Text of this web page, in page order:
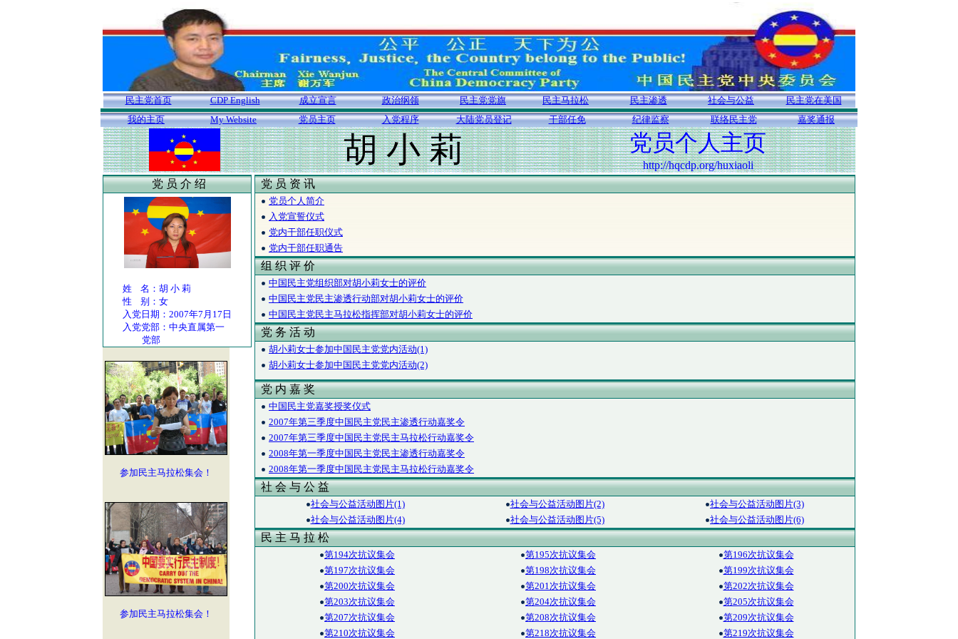
民主党首页 CDP English 成立宣言 政治纲领 民主党党旗 民主马拉松 民主渗透 社会与公益
民主党在美国
我的主页
My Website 党员主页 入党程序 大陆党员登记 干部任免 纪律监察 联络民主党 嘉奖通报
胡 小 莉 党员个人主页
http://hqcdp.org/huxiaoli
党 员 介 绍
姓 名：胡 小 莉
性 别：女
入党日期：2007年7月17日
入党党部：中央直属第一
党部
参加民主马拉松集会！
参加民主马拉松集会！
党 员 资 讯
党员个人简介
入党宣誓仪式
党内干部任职仪式
党内干部任职通告
组 织 评 价
中国民主党组织部对胡小莉女士的评价
中国民主党民主渗透行动部对胡小莉女士的评价
中国民主党民主马拉松指挥部对胡小莉女士的评价
党 务 活 动
胡小莉女士参加中国民主党党内活动(1)
胡小莉女士参加中国民主党党内活动(2)
党 内 嘉 奖
中国民主党嘉奖授奖仪式
2007年第三季度中国民主党民主渗透行动嘉奖令
2007年第三季度中国民主党民主马拉松行动嘉奖令
2008年第一季度中国民主党民主渗透行动嘉奖令
2008年第一季度中国民主党民主马拉松行动嘉奖令
社 会 与 公 益
社会与公益活动图片(1) 社会与公益活动图片(2)
社会与公益活动图片(3)
社会与公益活动图片(4)
社会与公益活动图片(5) 社会与公益活动图片(6)
民 主 马 拉 松
第194次抗议集会 第195次抗议集会
第196次抗议集会
第197次抗议集会
第198次抗议集会
第199次抗议集会
第200次抗议集会
第201次抗议集会
第202次抗议集会
第203次抗议集会
第204次抗议集会
第205次抗议集会
第207次抗议集会
第208次抗议集会
第209次抗议集会
第210次抗议集会
第218次抗议集会 第219次抗议集会